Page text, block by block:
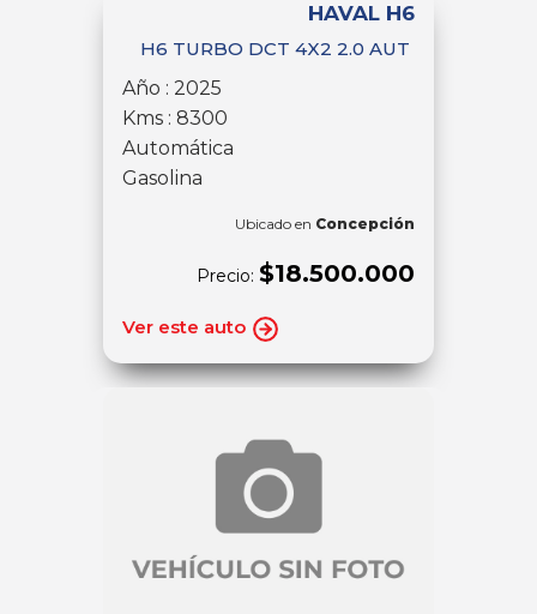
HAVAL H6
H6 TURBO DCT 4X2 2.0 AUT
Año : 2025
Kms : 8300
Automática
Gasolina
Ubicado en Concepción
Precio: $18.500.000
Ver este auto